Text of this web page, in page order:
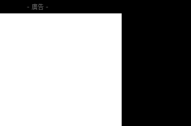
- 廣告 -